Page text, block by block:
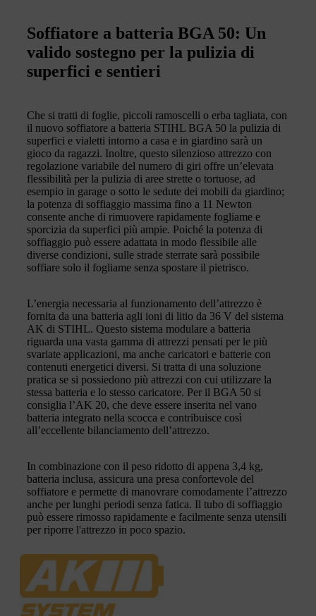
Soffiatore a batteria BGA 50: Un
valido sostegno per la pulizia di
superfici e sentieri
Che si tratti di foglie, piccoli ramoscelli o erba tagliata, con
il nuovo soffiatore a batteria STIHL BGA 50 la pulizia di
superfici e vialetti intorno a casa e in giardino sarà un
gioco da ragazzi. Inoltre, questo silenzioso attrezzo con
regolazione variabile del numero di giri offre un’elevata
flessibilità per la pulizia di aree strette o tortuose, ad
esempio in garage o sotto le sedute dei mobili da giardino;
la potenza di soffiaggio massima fino a 11 Newton
consente anche di rimuovere rapidamente fogliame e
sporcizia da superfici più ampie. Poiché la potenza di
soffiaggio può essere adattata in modo flessibile alle
diverse condizioni, sulle strade sterrate sarà possibile
soffiare solo il fogliame senza spostare il pietrisco.
L’energia necessaria al funzionamento dell’attrezzo è
fornita da una batteria agli ioni di litio da 36 V del sistema
AK di STIHL. Questo sistema modulare a batteria
riguarda una vasta gamma di attrezzi pensati per le più
svariate applicazioni, ma anche caricatori e batterie con
contenuti energetici diversi. Si tratta di una soluzione
pratica se si possiedono più attrezzi con cui utilizzare la
stessa batteria e lo stesso caricatore. Per il BGA 50 si
consiglia l’AK 20, che deve essere inserita nel vano
batteria integrato nella scocca e contribuisce così
all’eccellente bilanciamento dell’attrezzo.
In combinazione con il peso ridotto di appena 3,4 kg,
batteria inclusa, assicura una presa confortevole del
soffiatore e permette di manovrare comodamente l’attrezzo
anche per lunghi periodi senza fatica. Il tubo di soffiaggio
può essere rimosso rapidamente e facilmente senza utensili
per riporre l'attrezzo in poco spazio.